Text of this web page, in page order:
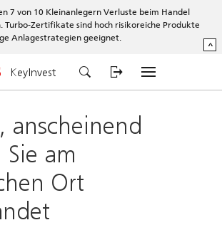
7 von 10 Kleinanlegern Verluste beim Handel
Zertifikate sind hoch risikoreiche Produkte
Anlagestrategien geeignet.
^
KeyInvest
anscheinend
Sie am
Ort